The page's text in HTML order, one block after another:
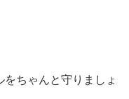
ちゃんと守りましょ